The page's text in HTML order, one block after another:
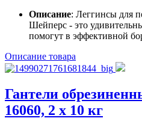
Описание: Леггинсы для
Шейперс - это
помогут в эффективной
Описание товара
Гантели
16060, 2 х 10 кг